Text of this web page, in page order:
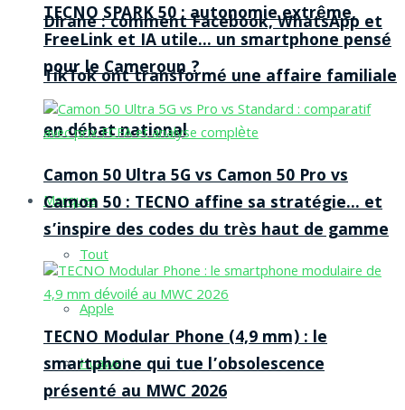
Dirane : comment Facebook, WhatsApp et
TikTok ont transformé une affaire familiale
en débat national
Marques
Tout
Apple
Huawei
TECNO SPARK 50 : autonomie extrême,
FreeLink et IA utile… un smartphone pensé
pour le Cameroun ?
Camon 50 Ultra 5G vs Camon 50 Pro vs
Camon 50 : TECNO affine sa stratégie… et
s’inspire des codes du très haut de gamme
TECNO Modular Phone (4,9 mm) : le
smartphone qui tue l’obsolescence
présenté au MWC 2026